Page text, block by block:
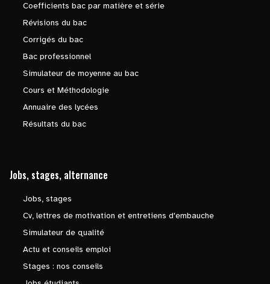
Coefficients bac par matière et série
Révisions du bac
Corrigés du bac
Bac professionnel
Simulateur de moyenne au bac
Cours et Méthodologie
Annuaire des lycées
Résultats du bac
Jobs, stages, alternance
Jobs, stages
Cv, lettres de motivation et entretiens d'embauche
Simulateur de qualité
Actu et conseils emploi
Stages : nos conseils